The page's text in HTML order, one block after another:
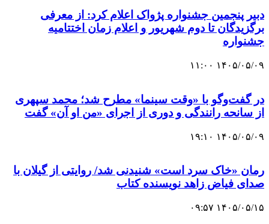
دبیر پنجمین جشنواره پژواک اعلام کرد: از معرفی
برگزیدگان تا دوم شهریور و اعلام زمان اختتامیه
جشنواره
۱۴۰۵/۰۵/۰۹ ۱۱:۰۰
در گفت‌وگو با «وقت سینما» مطرح شد؛ محمد سپهری
از سانحه رانندگی و دوری از اجرای «من او آن» گفت
۱۴۰۵/۰۵/۰۹ ۱۹:۱۰
رمان «خاک سرد است» شنیدنی شد/ روایتی از گیلان با
صدای فیاض زاهد نویسنده کتاب
۱۴۰۵/۰۵/۱۵ ۰۹:۵۷